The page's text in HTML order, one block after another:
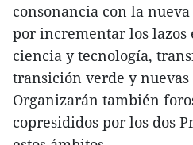
consonancia con la
por incrementar los lazos
ciencia y tecnología,
transición verde y nuevas
Organizarán también
copresididos por los dos